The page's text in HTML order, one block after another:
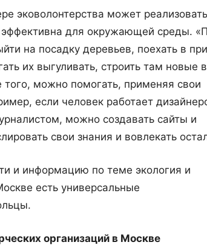
эковолонтерства может
для окружающей среды.
на посадку деревьев, поехать в
их выгуливать, строить там новые
можно помогать, применяя свои
если человек работает
можно создавать сайты и
свои знания и вовлекать
и информацию по теме экология и
есть универсальные
организаций в Москве